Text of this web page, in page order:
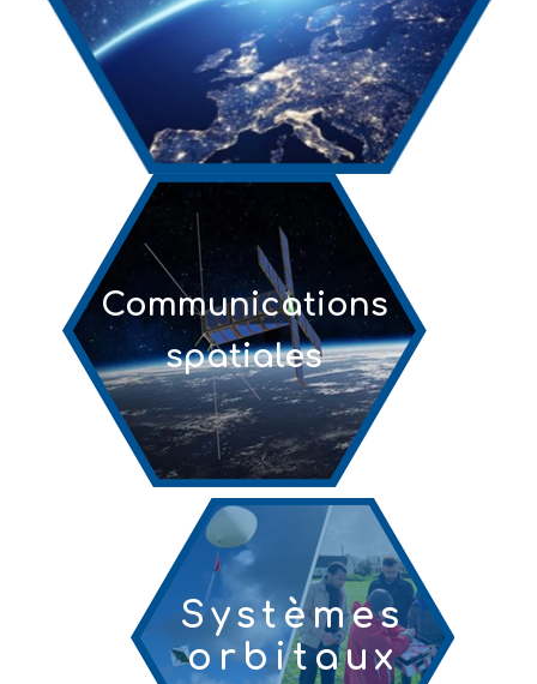
Communications
spatiales
Systèmes
orbitaux